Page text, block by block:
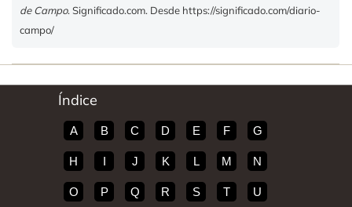
de Campo. Significado.com. Desde https://significado.com/diario-
campo/
Índice
A B C D E F G
H I J K L M N
O P Q R S T U